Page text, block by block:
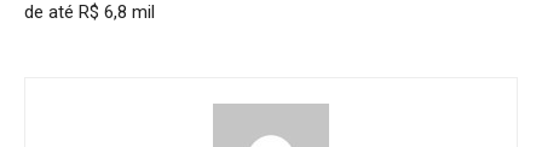
de até R$ 6,8 mil